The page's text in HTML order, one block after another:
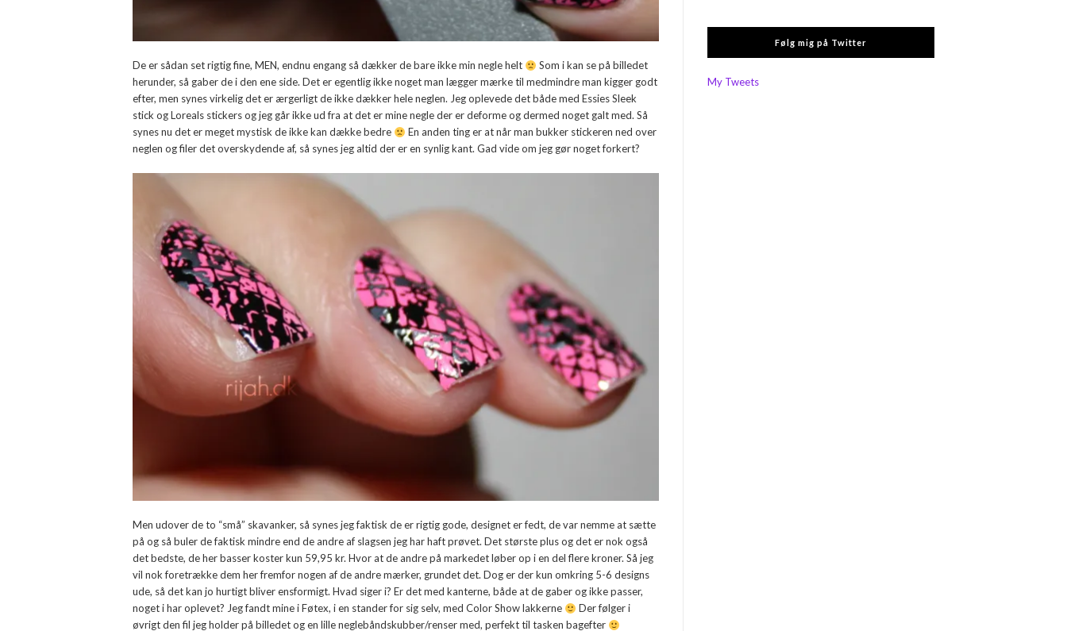
De er sådan set rigtig fine, MEN, endnu engang så dækker de bare ikke min negle helt
Som i kan se på billedet
herunder, så gaber de i den ene side. Det er egentlig ikke noget man lægger mærke til medmindre man kigger godt
efter, men synes virkelig det er ærgerligt de ikke dækker hele neglen. Jeg oplevede det både med Essies Sleek
stick og Loreals stickers og jeg går ikke ud fra at det er mine negle der er deforme og dermed noget galt med. Så
synes nu det er meget mystisk de ikke kan dække bedre
En anden ting er at når man bukker stickeren ned over
neglen og filer det overskydende af, så synes jeg altid der er en synlig kant. Gad vide om jeg gør noget forkert?
Men udover de to “små” skavanker, så synes jeg faktisk de er rigtig gode, designet er fedt, de var nemme at sætte
på og så buler de faktisk mindre end de andre af slagsen jeg har haft prøvet. Det største plus og det er nok også
det bedste, de her basser koster kun 59,95 kr. Hvor at de andre på markedet løber op i en del flere kroner. Så jeg
vil nok foretrække dem her fremfor nogen af de andre mærker, grundet det. Dog er der kun omkring 5-6 designs
ude, så det kan jo hurtigt bliver ensformigt. Hvad siger i? Er det med kanterne, både at de gaber og ikke passer,
noget i har oplevet? Jeg fandt mine i Føtex, i en stander for sig selv, med Color Show lakkerne
Der følger i
øvrigt den fil jeg holder på billedet og en lille neglebåndskubber/renser med, perfekt til tasken bagefter
Følg mig på Twitter
My Tweets